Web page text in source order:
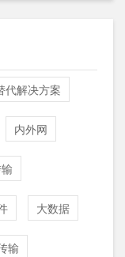
代解决方案
内外网
大数据
输